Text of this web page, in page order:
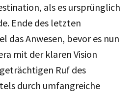
als es ursprünglich
Ende des letzten
das Anwesen, bevor es nun
mit der klaren Vision
Ruf des
durch umfangreiche